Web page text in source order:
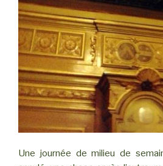
Une journée de milieu de